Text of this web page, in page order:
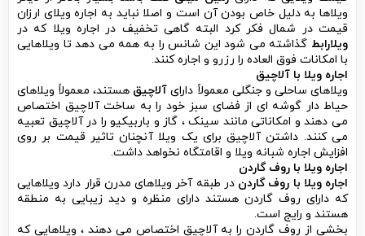
ویلاها به دلیل خاص بودن آن است و اصلا نباید به اجاره ویلای ارزان
قیمت در شمال فکر کرد البته گاهی تخفیف در اجاره ویلا که در
ویلارابط گذاشته می شود این شانس را به همه می دهد تا ویلاهایی
با امکانات فوق العاده را رزرو و اجاره کنند.
اجاره ویلا با آلاچیق
ویلاهای ساحلی و جنگلی معمولاً دارای آلاچیق هستند، معمولاً ویلاهای
حیاط دار گوشه ای از فضای سبز خود را به ساخت آلاچیق اختصاص
می دهند و امکاناتی مانند سینک ، گاز و باربیکیو را در آلاچیق تعبیه
می کنند. داشتن آلاچیق برای یک ویلا آنچنان تاثیر قیمت بر روی
افزایش اجاره شبانه ویلا و اقامتگاه نخواهد داشت.
اجاره ویلا با روف گاردن
اجاره ویلا با روف گاردن در طبقه آخر ویلاهای مدرن قرار دارد ویلاهایی
که دارای روف گاردن هستند دارای منظره و دید زیبایی به منطقه
هستند و رایج است.
بخشی از روف گاردن را به آلاچیق اختصاص می دهند ، ویلاهایی که